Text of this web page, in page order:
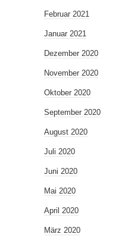
Februar 2021
Januar 2021
Dezember 2020
November 2020
Oktober 2020
September 2020
August 2020
Juli 2020
Juni 2020
Mai 2020
April 2020
März 2020